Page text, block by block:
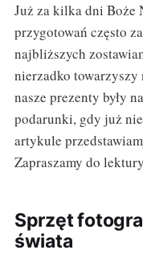
Już za kilka dni Boże
przygotowań często
najbliższych
nierzadko towarzyszy
nasze prezenty były
podarunki, gdy już
artykule
Zapraszamy do
Sprzęt
świata